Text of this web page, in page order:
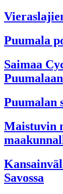
Puumala
Saimaa
Puumalan
Maistuvin
Savossa